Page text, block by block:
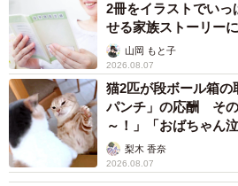
2冊をイラストでい
せる家族ストーリー
山岡 もと子
2026.08.07
猫2匹が段ボール箱
パンチ」の応酬 そ
～！」「おばちゃん
梨木 香奈
2026.08.07